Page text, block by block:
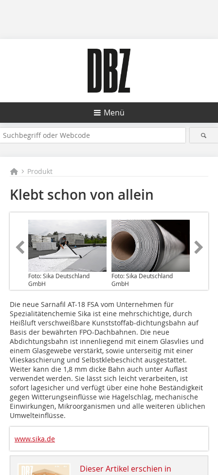
Menü
Produkt
Klebt schon von allein
Foto: Sika Deutschland
GmbH
Foto: Sika Deutschland
GmbH
Die neue Sarnafil AT-18 FSA vom Unternehmen für
Spezialitätenchemie Sika ist eine mehrschichtige, durch
Heißluft verschweißbare Kunststoffab-dichtungsbahn auf
Basis der bewährten FPO-Dachbahnen. Die neue
Abdichtungsbahn ist innenliegend mit einem Glasvlies und
einem Glasgewebe verstärkt, sowie unterseitig mit einer
Vlieskaschierung und Selbstklebeschicht ausgestattet.
Weiter kann die 1,8 mm dicke Bahn auch unter Auflast
verwendet werden. Sie lässt sich leicht verarbeiten, ist
sofort lagesicher und verfügt über eine hohe Beständigkeit
gegen Witterungseinflüsse wie Hagelschlag, mechanische
Einwirkungen, Mikroorganismen und alle weiteren üblichen
Umwelteinflüsse.
www.sika.de
Dieser Artikel erschien in